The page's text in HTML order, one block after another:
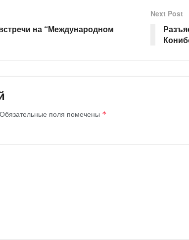
на “Международном
Next Post
Обязательные поля помечены *